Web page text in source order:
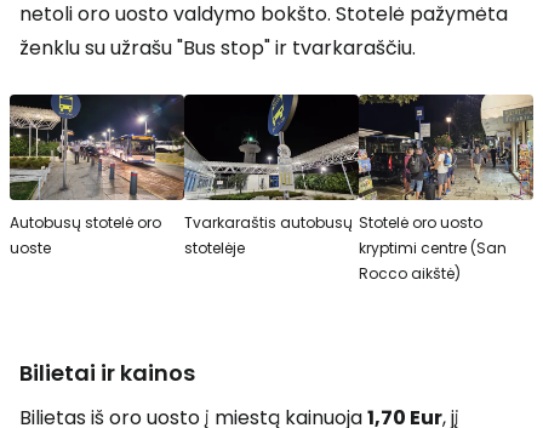
netoli oro uosto valdymo bokšto. Stotelė pažymėta
ženklu su užrašu"Bus stop"ir tvarkaraščiu.
Autobusų stotelė oro
uoste
Tvarkaraštis autobusų
stotelėje
Stotelė oro uosto
kryptimi centre (San
Rocco aikštė)
Bilietai ir kainos
Bilietas iš oro uosto į miestą kainuoja1,70 Eur, jį